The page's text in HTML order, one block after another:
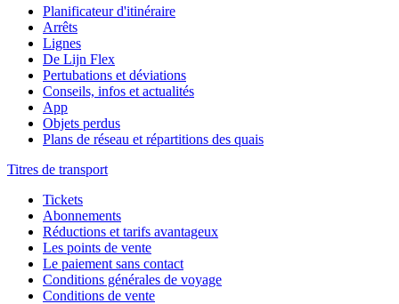
Planificateur d'itinéraire
Arrêts
Lignes
De Lijn Flex
Pertubations et déviations
Conseils, infos et actualités
App
Objets perdus
Plans de réseau et répartitions des quais
Titres de transport
Tickets
Abonnements
Réductions et tarifs avantageux
Les points de vente
Le paiement sans contact
Conditions générales de voyage
Conditions de vente